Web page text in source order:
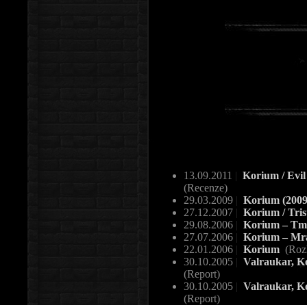
13.09.2011 | Korium / Evil
(Recenze)
29.03.2009 | Korium
27.12.2007 | Korium /
29.08.2006 | Korium –
27.07.2006 | Korium –
22.01.2006 | Korium
30.10.2005 | Valraukar,
(Report)
30.10.2005 | Valraukar,
(Report)